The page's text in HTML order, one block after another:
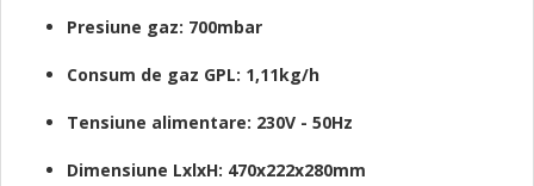
Presiune gaz: 700mbar
Consum de gaz GPL: 1,11kg/h
Tensiune alimentare: 230V - 50Hz
Dimensiune LxlxH: 470x222x280mm